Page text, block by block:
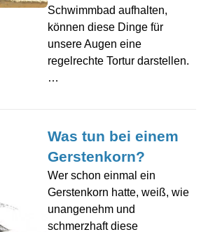
Schwimmbad aufhalten,
können diese Dinge für
unsere Augen eine
regelrechte Tortur darstellen.
…
Was tun bei einem
Gerstenkorn?
Wer schon einmal ein
Gerstenkorn hatte, weiß, wie
unangenehm und
schmerzhaft diese